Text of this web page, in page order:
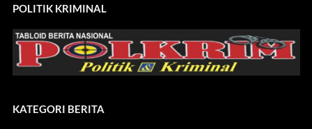
POLITIK KRIMINAL
KATEGORI BERITA